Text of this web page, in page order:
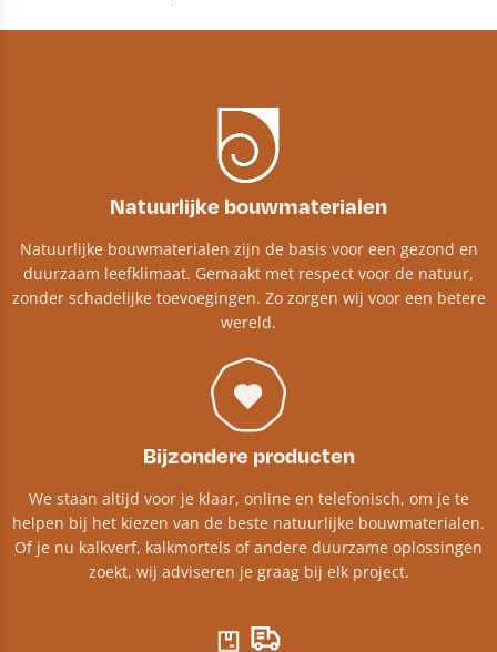
Natuurlijke bouwmaterialen
Natuurlijke bouwmaterialen zijn de basis voor een gezond en
duurzaam leefklimaat. Gemaakt met respect voor de natuur,
zonder schadelijke toevoegingen. Zo zorgen wij voor een betere
wereld.
Bijzondere producten
We staan altijd voor je klaar, online en telefonisch, om je te
helpen bij het kiezen van de beste natuurlijke bouwmaterialen.
Of je nu kalkverf, kalkmortels of andere duurzame oplossingen
zoekt, wij adviseren je graag bij elk project.​